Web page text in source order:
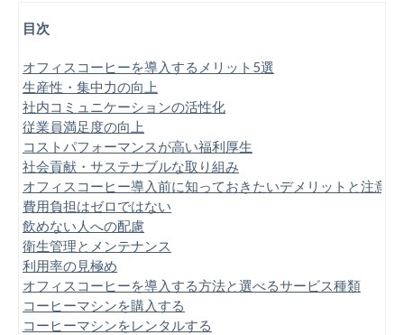
目次
オフィスコーヒーを導入するメリット5選
生産性・集中力の向上
社内コミュニケーションの活性化
従業員満足度の向上
コストパフォーマンスが高い福利厚生
社会貢献・サステナブルな取り組み
オフィスコーヒー導入前に知っておきたいデメリットと注意点
費用負担はゼロではない
飲めない人への配慮
衛生管理とメンテナンス
利用率の見極め
オフィスコーヒーを導入する方法と選べるサービス種類
コーヒーマシンを購入する
コーヒーマシンをレンタルする